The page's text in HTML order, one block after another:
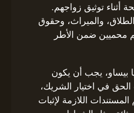
أثناء توثيق زواجهم.
والميراث، وحقوق
محميين ضمن الأطر
بيساو، يجب أن يكون
الحق في اختيار الشريك،
اللازمة لإثبات